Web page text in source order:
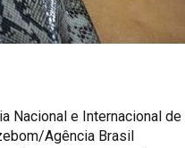
Nacional e Internacional
Agência Brasil